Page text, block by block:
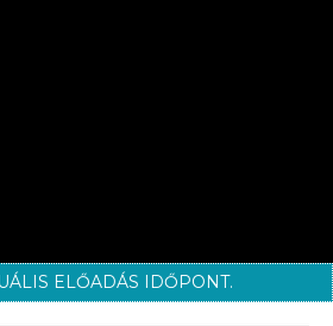
ELŐADÁS IDŐPONT.